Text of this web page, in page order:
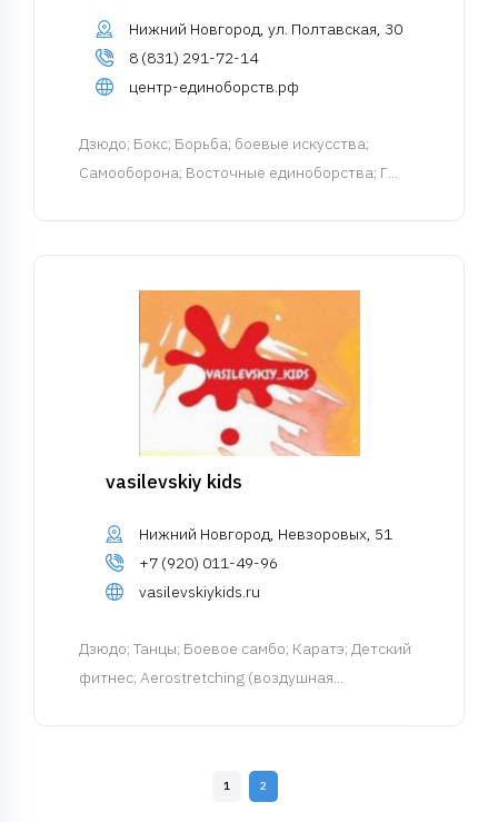
Нижний Новгород, ул. Полтавская, 30
8 (831) 291-72-14
центр-единоборств.рф
Дзюдо; Бокс; Борьба; боевые искусства;
Самооборона; Восточные единоборства; Г...
vasilevskiy kids
Нижний Новгород, Невзоровых, 51
+7 (920) 011-49-96
vasilevskiykids.ru
Дзюдо; Танцы; Боевое самбо; Каратэ; Детский
фитнес; Aerostretching (воздушная...
1 2